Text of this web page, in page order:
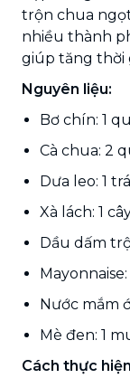
trộn chua
nhiều thành
giúp tăng thời
Nguyên liệu:
Bơ chín: 1
Cà chua: 2
Dưa leo: 1
Xà lách: 1
Dầu dấm
Nước mắm
Mè đen: 1
Cách thực